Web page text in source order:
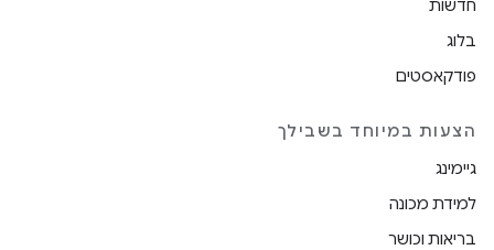
חדשות
בלוג
פודקאסטים
הצעות במיוחד בשבילך
גיימינג
למידת מכונה
בריאות וכושר